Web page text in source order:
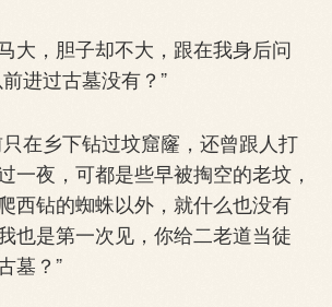
，胆子却不大，跟在我身后问
进过古墓没有？”
在乡下钻过坟窟窿，还曾跟人打
一夜，可都是些早被掏空的老坟，
西钻的蜘蛛以外，就什么也没有
也是第一次见，你给二老道当徒
墓？”